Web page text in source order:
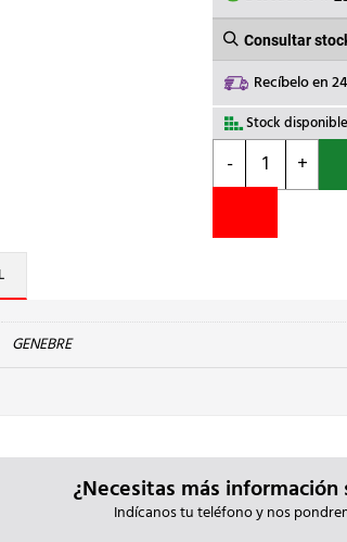
Consultar
Recíbelo en
Stock
-
GENEBRE
VALV.ESFERA
GENEBRE
+
GENEBRE
¿Necesitas más
Indícanos tu teléfono y nos